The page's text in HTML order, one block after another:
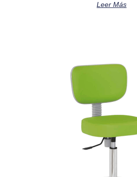
Leer Más